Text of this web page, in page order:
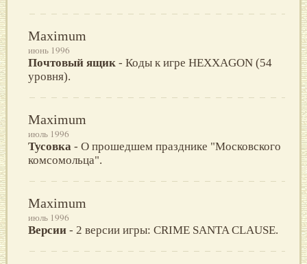
Maximum
июнь 1996
Почтовый ящик - Коды к игре HEXXAGON (54
уровня).
Maximum
июль 1996
Тусовка - О прошедшем празднике "Московского
комсомольца".
Maximum
июль 1996
Версии - 2 версии игры: CRIME SANTA CLAUSE.